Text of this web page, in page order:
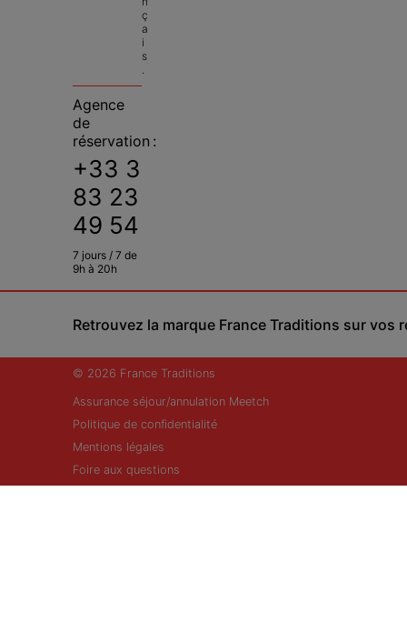
ç
a
i
s
.
Agence
de
réservation :
+33 3
83 23
49 54
7 jours / 7 de
9h à 20h
Retrouvez la marque France Traditions sur vos
© 2026 France Traditions
Assurance séjour/annulation Meetch
Politique de confidentialité
Mentions légales
Foire aux questions